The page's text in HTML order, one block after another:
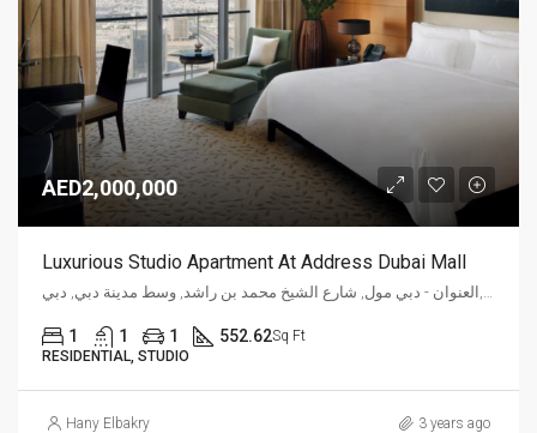
AED2,000,000
Luxurious Studio Apartment At Address Dubai Mall
1 1 1 552.62Sq Ft
RESIDENTIAL, STUDIO
Hany Elbakry 3 years ago